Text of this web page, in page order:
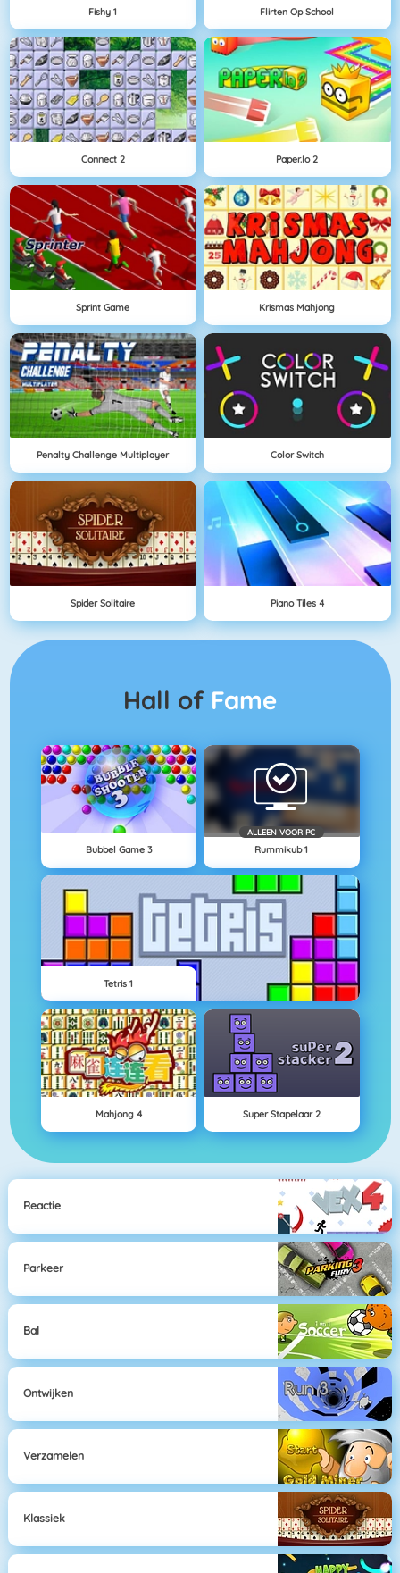
Fishy 1 Flirten Op School
Connect 2 Paper.io 2
Sprint Game Krismas Mahjong
Penalty Challenge Multiplayer Color Switch
Spider Solitaire Piano Tiles 4
Hall of Fame
Bubbel Game 3
ALLEEN VOOR PC
Rummikub 1
Tetris 1
Mahjong 4 Super Stapelaar 2
Reactie
Parkeer
Bal
Ontwijken
Verzamelen
Klassiek